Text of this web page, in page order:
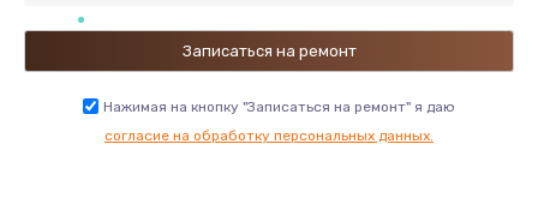
Нажимая на кнопку "Записаться на ремонт" я даю
согласие на обработку персональных данных.